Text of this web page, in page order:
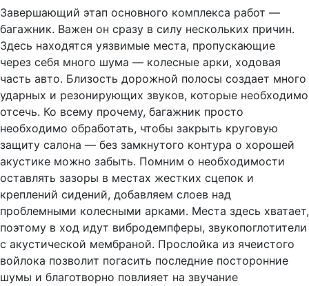
Завершающий этап основного комплекса работ —
багажник. Важен он сразу в силу нескольких причин.
Здесь находятся уязвимые места, пропускающие
через себя много шума — колесные арки, ходовая
часть авто. Близость дорожной полосы создает много
ударных и резонирующих звуков, которые необходимо
отсечь. Ко всему прочему, багажник просто
необходимо обработать, чтобы закрыть круговую
защиту салона — без замкнутого контура о хорошей
акустике можно забыть. Помним о необходимости
оставлять зазоры в местах жестких сцепок и
креплений сидений, добавляем слоев над
проблемными колесными арками. Места здесь хватает,
поэтому в ход идут вибродемпферы, звукопоглотители
с акустической мембраной. Прослойка из ячеистого
войлока позволит погасить последние посторонние
шумы и благотворно повлияет на звучание